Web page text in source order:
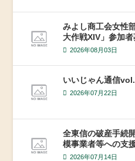
みよし商工会女性
大作戦XIV」参加
2026年08月03日
いいじゃん通信
2026年07月22日
全東信の破産手続
模事業者等への支
2026年07月14日